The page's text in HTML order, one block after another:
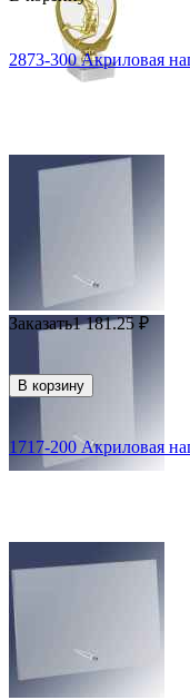
2873-300 Акриловая
Заказать1 181.25 ₽
В корзину
1717-200 Акриловая